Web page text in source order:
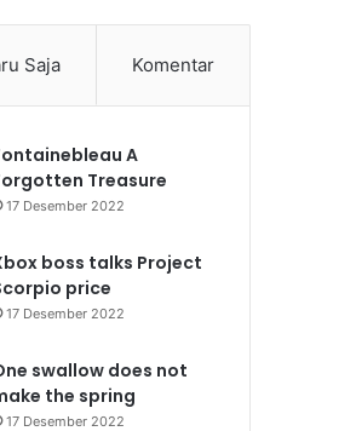
Saja Komentar
A
Treasure
17 Desember 2022
boss talks Project
price
17 Desember 2022
swallow does not
the spring
17 Desember 2022